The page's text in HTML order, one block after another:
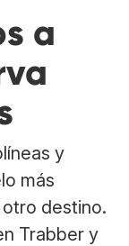
a
y
más
destino.
Trabber y